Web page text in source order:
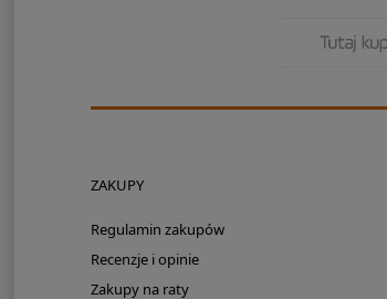
ZAKUPY
Regulamin zakupów
Recenzje i opinie
Zakupy na raty